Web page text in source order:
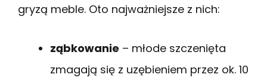
gryzą meble. Oto najważniejsze z nich:
ząbkowanie – młode szczenięta
zmagają się z uzębieniem przez ok. 10